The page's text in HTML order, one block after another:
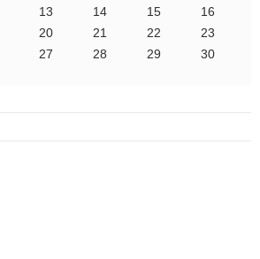
13 14 15
16
20 21 22
23
27 28 29
30